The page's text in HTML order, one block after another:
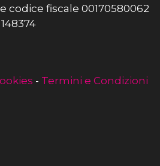
codice fiscale 00170580062
- Termini e Condizioni